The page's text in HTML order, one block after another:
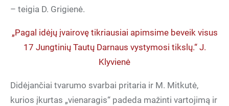
– teigia D. Grigienė.
„Pagal idėjų įvairovę tikriausiai apimsime beveik visus
17 Jungtinių Tautų Darnaus vystymosi tikslų.“ J.
Klyvienė
Didėjančiai tvarumo svarbai pritaria ir M. Mitkutė,
kurios įkurtas „vienaragis“ padeda mažinti vartojimą ir